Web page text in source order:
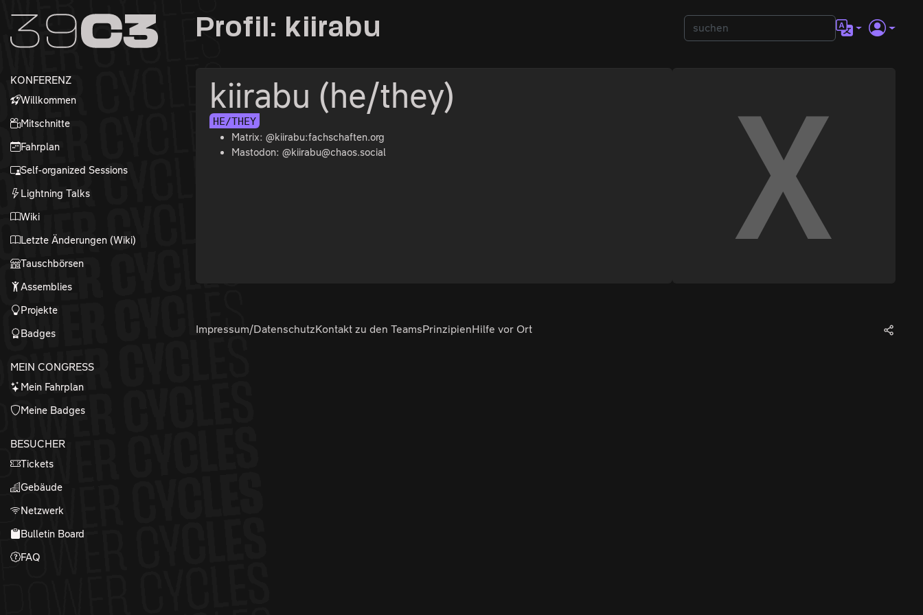
Zum Inhalt
Zum Footer
KONFERENZ
Willkommen
Mitschnitte
Fahrplan
Self-organized Sessions
Lightning Talks
Wiki
Letzte Änderungen (Wiki)
Tauschbörsen
Assemblies
Projekte
Badges
MEIN CONGRESS
Mein Fahrplan
Meine Badges
BESUCHER
Tickets
Gebäude
Netzwerk
Bulletin Board
FAQ
Profil: kiirabu
kiirabu (he/they)
HE/THEY
Matrix: @kiirabu:fachschaften.org
Mastodon: @kiirabu@chaos.social
Impressum/DatenschutzKontakt zu den TeamsPrinzipienHilfe vor Ort